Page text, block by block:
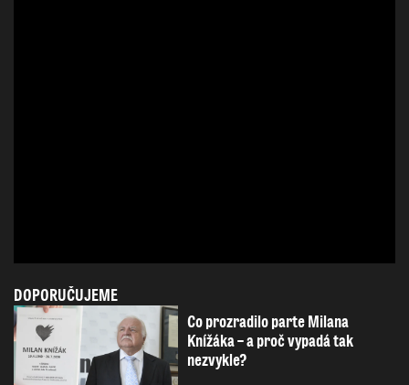
DOPORUČUJEME
Co prozradilo parte Milana
Knížáka – a proč vypadá tak
nezvykle?